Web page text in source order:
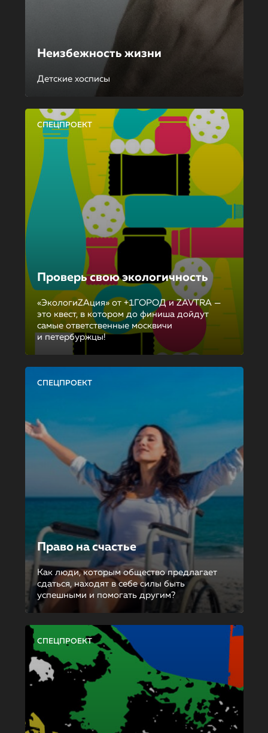
Неизбежность жизни
Детские хосписы
СПЕЦПРОЕКТ
Проверь свою экологичность
«ЭкологиZAция» от +1ГОРОД и ZAVTRA —
это квест, в котором до финиша дойдут
самые ответственные москвичи
и петербуржцы!
СПЕЦПРОЕКТ
Право на счастье
Как люди, которым общество предлагает
сдаться, находят в себе силы быть
успешными и помогать другим?
СПЕЦПРОЕКТ